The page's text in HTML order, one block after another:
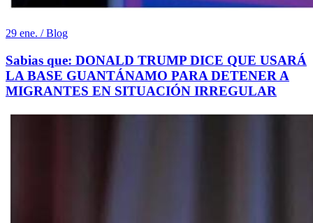
29 ene. / Blog
Sabias que: DONALD TRUMP DICE QUE USARÁ
LA BASE GUANTÁNAMO PARA DETENER A
MIGRANTES EN SITUACIÓN IRREGULAR